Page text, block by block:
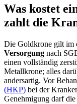
Was kostet
zahlt die
Die Goldkrone gilt im
Versorgung nach
einen vollständig
Metallkrone; alles
andersartig. Vor
(HKP) bei der
Genehmigung darf